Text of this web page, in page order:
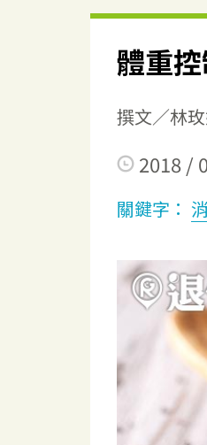
體重
撰文／林
2018 /
關鍵字：